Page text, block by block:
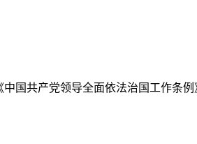
国共产党领导全面依法治国工作条例